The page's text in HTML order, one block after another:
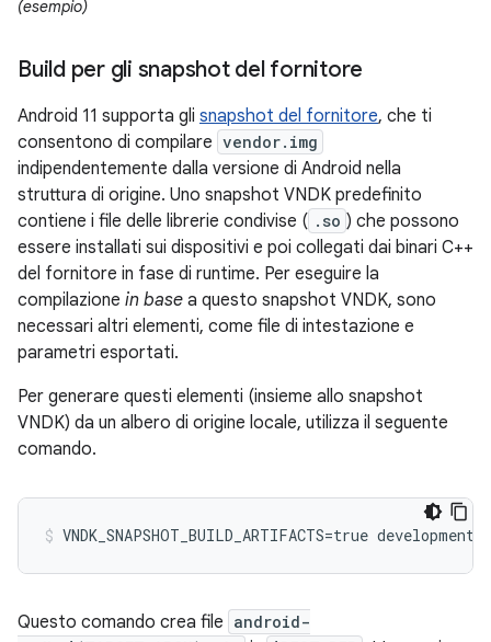
(esempio)
Build per gli snapshot del fornitore
Android 11 supporta gli snapshot del fornitore, che ti
consentono di compilare vendor.img
indipendentemente dalla versione di Android nella
struttura di origine. Uno snapshot VNDK predefinito
contiene i file delle librerie condivise ( .so ) che possono
essere installati sui dispositivi e poi collegati dai binari C++
del fornitore in fase di runtime. Per eseguire la
compilazione in base a questo snapshot VNDK, sono
necessari altri elementi, come file di intestazione e
parametri esportati.
Per generare questi elementi (insieme allo snapshot
VNDK) da un albero di origine locale, utilizza il seguente
comando.
Questo comando crea file android-